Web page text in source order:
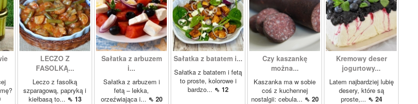
LECZO Z
FASOLKĄ...
Leczo z fasolką
szparagową, papryką i
kiełbasą to... ⇖ 13
Sałatka z arbuzem
i...
Sałatka z arbuzem i
fetą – lekka,
orzeźwiająca i... ⇖ 20
Sałatka z batatem i...
Sałatka z batatem i fetą
to proste, kolorowe i
bardzo... ⇖ 12
Czy kaszankę
można...
Kaszanka ma w sobie
coś z kuchennej
nostalgii: cebula... ⇖ 20
Kremowy deser
jogurtowy...
Latem najbardziej lubię
desery, które są
proste,... ⇖ 24